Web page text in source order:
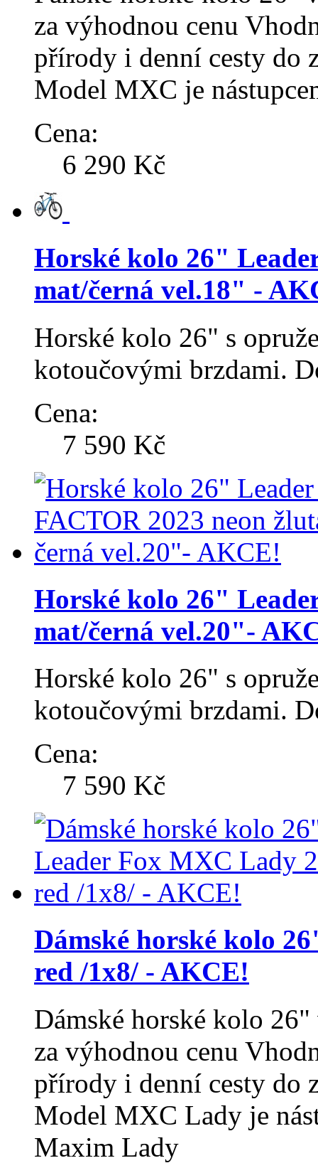
za výhodnou cenu
přírody i denní cesty do
Model MXC je
Cena:
6 290 Kč
Horské kolo 26"
mat/černá vel.18" -
Horské kolo 26" s
kotoučovými brzdami.
Cena:
7 590 Kč
Horské kolo 26"
mat/černá vel.20"-
Horské kolo 26" s
kotoučovými brzdami.
Cena:
7 590 Kč
Dámské horské kolo
red /1x8/ - AKCE!
Dámské horské kolo
za výhodnou cenu
přírody i denní cesty do
Model MXC Lady je
Maxim Lady